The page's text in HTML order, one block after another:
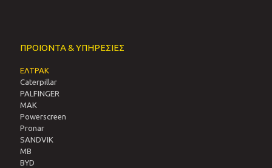
ΠΡΟΙΟΝΤΑ & ΥΠΗΡΕΣΙΕΣ
ΕΛΤΡΑΚ
Caterpillar
PALFINGER
MAK
Powerscreen
Pronar
SANDVIΚ
MB
BYD